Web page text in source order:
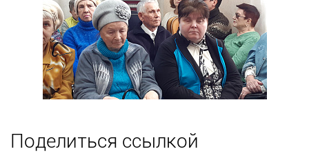
Поделиться ссылкой